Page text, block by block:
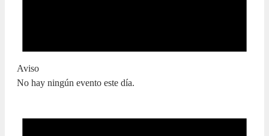
Aviso
No hay ningún evento este día.